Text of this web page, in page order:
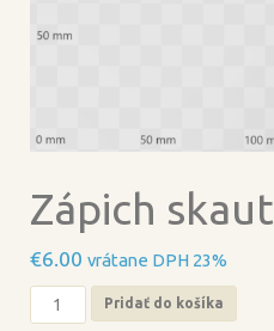
Zápich skaut
€6.00 vrátane DPH 23%
množstvo
Zápich
Pridať do košíka